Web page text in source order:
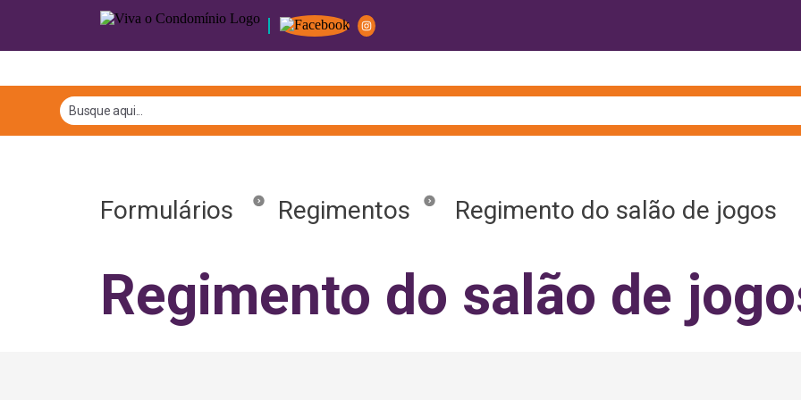
Formulários Regimentos Regimento do salão de jogos
Regimento do salão de